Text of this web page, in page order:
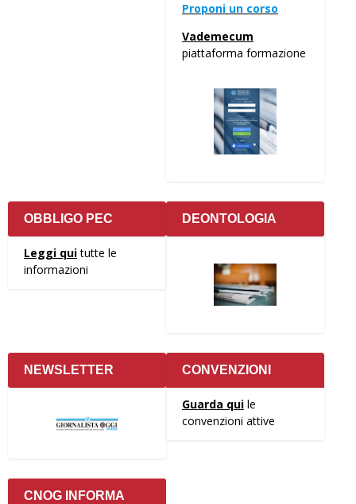
Proponi un corso
Vademecum
piattaforma formazione
OBBLIGO PEC
Leggi quitutte le
informazioni
DEONTOLOGIA
NEWSLETTER CONVENZIONI
Guarda qui le
convenzioni attive
CNOG INFORMA